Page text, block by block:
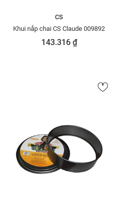
CS
Khui nắp chai CS Claude 009892
143.316 ₫